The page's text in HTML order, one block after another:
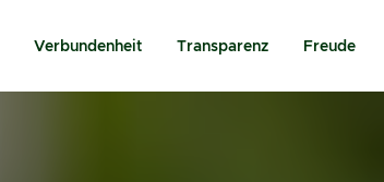
Verbundenheit Transparenz Freude